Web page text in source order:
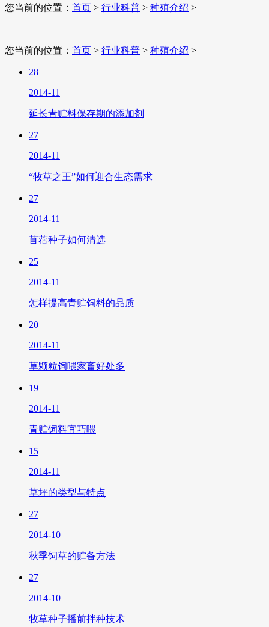
您当前的位置： 首页 > 行业科普 > 种殖介绍 >
您当前的位置： 首页 > 行业科普 > 种殖介绍 >
28
2014-11
延长青贮料保存期的添加剂
27
2014-11
“牧草之王”如何迎合生态需求
27
2014-11
苜蓿种子如何清选
25
2014-11
怎样提高青贮饲料的品质
20
2014-11
草颗粒饲喂家畜好处多
19
2014-11
青贮饲料宜巧喂
15
2014-11
草坪的类型与特点
27
2014-10
秋季饲草的贮备方法
27
2014-10
牧草种子播前拌种技术